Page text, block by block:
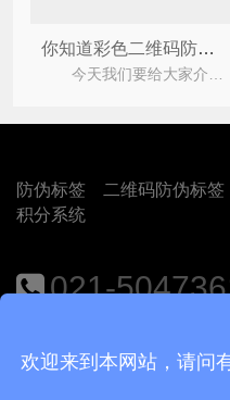
你知道彩色二维码防伪标签的优势特点有哪些吗？
防伪标签 二维码防伪标签
积分系统
021-
欢迎来到本网站，请问